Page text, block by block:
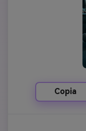
Copia